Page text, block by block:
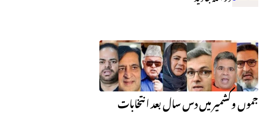
جموں وکشمیر میں دس سال بعد انتخابات